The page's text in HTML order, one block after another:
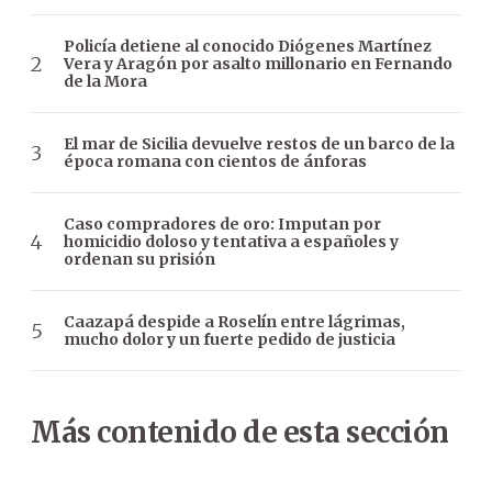
Policía detiene al conocido Diógenes Martínez
Vera y Aragón por asalto millonario en Fernando
de la Mora
El mar de Sicilia devuelve restos de un barco de la
época romana con cientos de ánforas
Caso compradores de oro: Imputan por
homicidio doloso y tentativa a españoles y
ordenan su prisión
Caazapá despide a Roselín entre lágrimas,
mucho dolor y un fuerte pedido de justicia
Más contenido de esta sección